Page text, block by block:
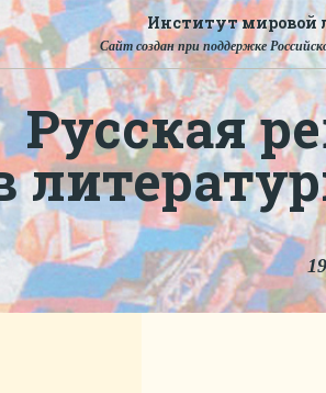
Институт мировой
Сайт создан при поддержке
Русская